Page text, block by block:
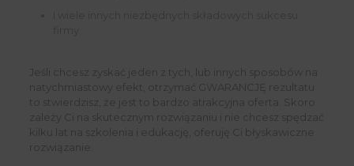
Jeśli chcesz zyskać jeden z tych, lub innych sposobów na
natychmiastowy efekt, otrzymać GWARANCJĘ rezultatu
to stwierdzisz, że jest to bardzo atrakcyjna oferta. Skoro
zależy Ci na skutecznym rozwiązaniu i nie chcesz spędzać
kilku lat na szkolenia i edukację, oferuję Ci błyskawiczne
rozwiązanie.